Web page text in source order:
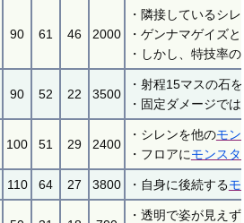
90 61 46 2000
・隣接しているシ
・ゲンナマゲイズ
・しかし、特技率
90 52 22 3500
・射程15マスの石
・固定ダメージで
100 51 29 2400
・シレンを他のモン
・フロアにモンスタ
110 64 27 3800 ・自身に後続する
・透明で姿が見え